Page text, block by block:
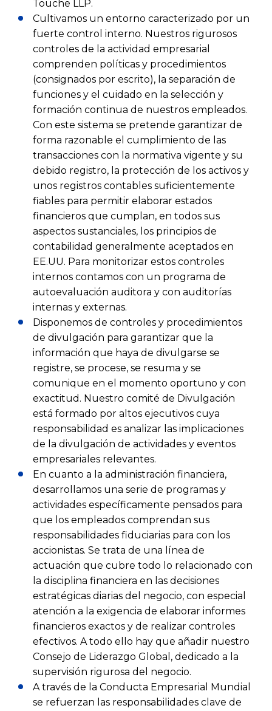
Touche LLP.
Cultivamos un entorno caracterizado por un
fuerte control interno. Nuestros rigurosos
controles de la actividad empresarial
comprenden políticas y procedimientos
(consignados por escrito), la separación de
funciones y el cuidado en la selección y
formación continua de nuestros empleados.
Con este sistema se pretende garantizar de
forma razonable el cumplimiento de las
transacciones con la normativa vigente y su
debido registro, la protección de los activos y
unos registros contables suficientemente
fiables para permitir elaborar estados
financieros que cumplan, en todos sus
aspectos sustanciales, los principios de
contabilidad generalmente aceptados en
EE.UU. Para monitorizar estos controles
internos contamos con un programa de
autoevaluación auditora y con auditorías
internas y externas.
Disponemos de controles y procedimientos
de divulgación para garantizar que la
información que haya de divulgarse se
registre, se procese, se resuma y se
comunique en el momento oportuno y con
exactitud. Nuestro comité de Divulgación
está formado por altos ejecutivos cuya
responsabilidad es analizar las implicaciones
de la divulgación de actividades y eventos
empresariales relevantes.
En cuanto a la administración financiera,
desarrollamos una serie de programas y
actividades específicamente pensados para
que los empleados comprendan sus
responsabilidades fiduciarias para con los
accionistas. Se trata de una línea de
actuación que cubre todo lo relacionado con
la disciplina financiera en las decisiones
estratégicas diarias del negocio, con especial
atención a la exigencia de elaborar informes
financieros exactos y de realizar controles
efectivos. A todo ello hay que añadir nuestro
Consejo de Liderazgo Global, dedicado a la
supervisión rigurosa del negocio.
A través de la Conducta Empresarial Mundial
se refuerzan las responsabilidades clave de